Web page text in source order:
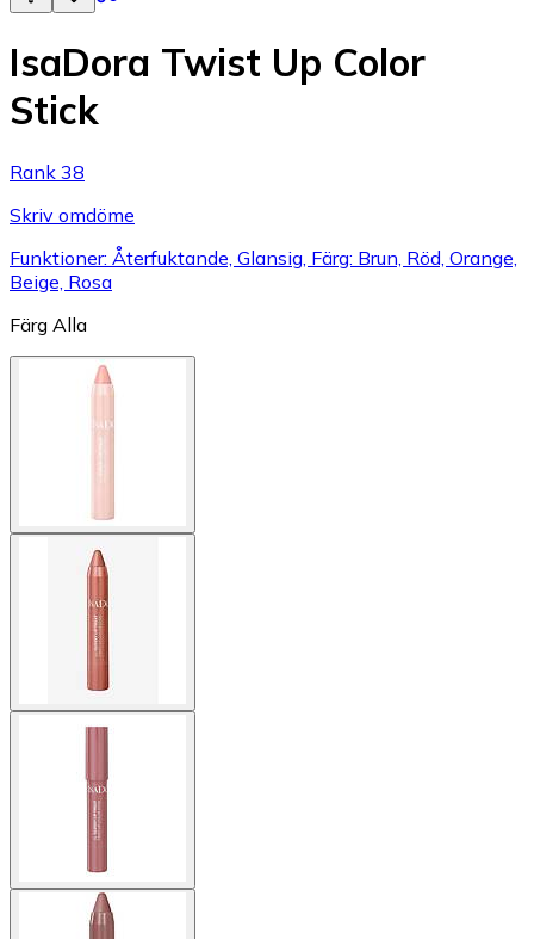
IsaDora Twist Up Color
Stick
Rank 38
Skriv omdöme
Funktioner: Återfuktande, Glansig, Färg: Brun, Röd, Orange,
Beige, Rosa
Färg Alla